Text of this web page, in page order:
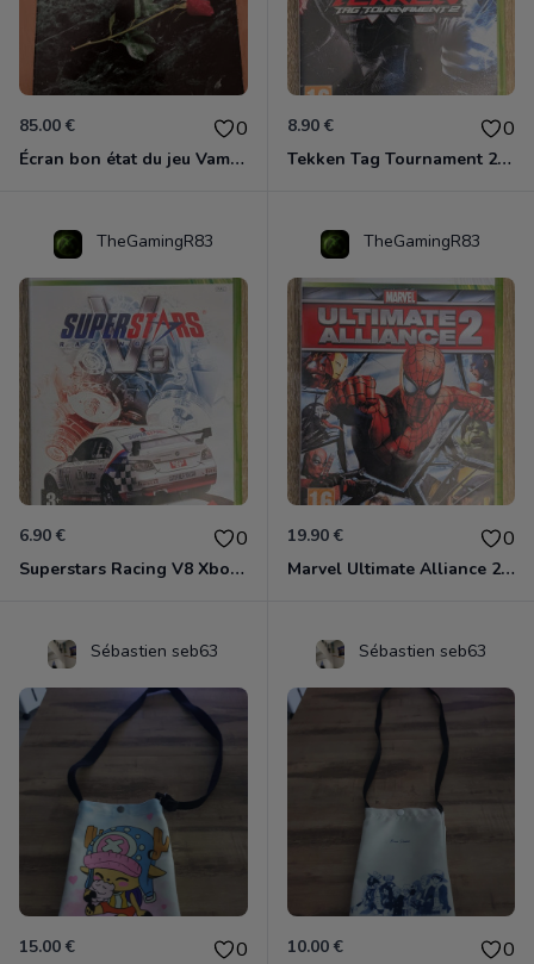
85.00 € 0
Écran bon état du jeu Vampire et livre de règles « la mascarade » état d’usage
8.90 € 0
Tekken Tag Tournament 2 Xbox 360
TheGamingR83
6.90 € 0
Superstars Racing V8 Xbox 360
TheGamingR83
19.90 € 0
Marvel Ultimate Alliance 2 Xbox 360
Sébastien seb63
15.00 € 0
Sébastien seb63
10.00 € 0